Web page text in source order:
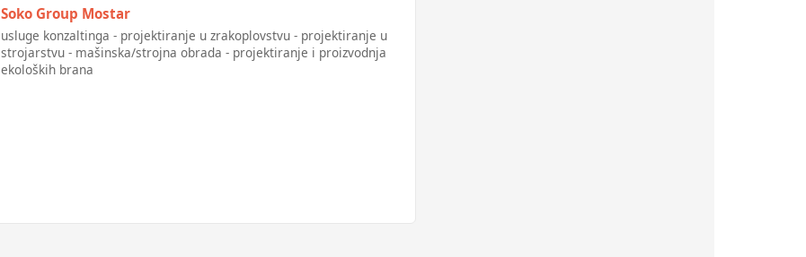
Soko Group Mostar
usluge konzaltinga - projektiranje u zrakoplovstvu - projektiranje u
strojarstvu - mašinska/strojna obrada - projektiranje i proizvodnja
ekoloških brana